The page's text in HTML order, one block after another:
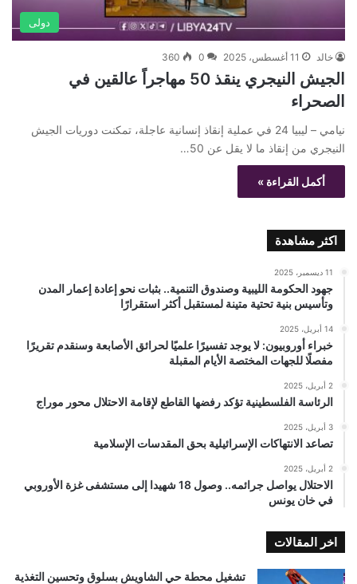
دولى
خالد 11 أغسطس، 2025 0
360
الجيش النيجري ينقذ 50 مهاجراً عالقين في
الصحراء
نيامي – ليبيا 24 في عملية إنقاذ إنسانية عاجلة، تمكنت دوريات الجيش
النيجري من إنقاذ ما لا يقل عن 50…
أكمل القراءة »
اكثر مشاهدة
11 ديسمبر، 2025
جهود الحكومة الليبية وصندوق التنمية.. بثبات نحو إعادة إعمار المدن
وتأسيس بنية تحتية متينة لمستقبل أكثر استقرارًا
14 أبريل، 2025
خبراء أوروبيون: لا يوجد تفسيرًا علميًا لحرائق الأصابعة وسنقدم تقريرًا
مفصلًا للجهات المختصة الأيام المقبلة
2 أبريل، 2025
الرئاسة الفلسطينية تؤكد رفضها القاطع لإقامة الاحتلال محور موراج
3 أبريل، 2025
تصاعد الانتهاكات الإسرائيلية بحق المقدسات الإسلامية
2 أبريل، 2025
الاحتلال يواصل جرائمه.. وصول 18 شهيدا إلى مستشفى غزة الأوروبي
في خان يونس
اخر المقالات
تشغيل محطة حي الشاويش بسلوق وتحسين التغذية